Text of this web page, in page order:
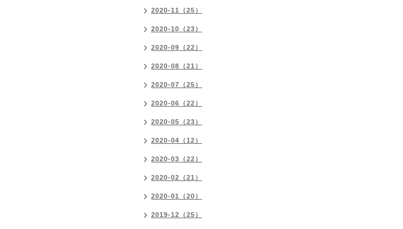
2020-11（25）
2020-10（23）
2020-09（22）
2020-08（21）
2020-07（25）
2020-06（22）
2020-05（23）
2020-04（12）
2020-03（22）
2020-02（21）
2020-01（20）
2019-12（25）